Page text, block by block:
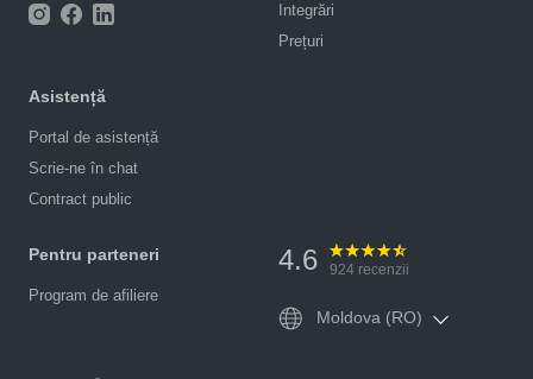
Integrări
Prețuri
Asistență
Portal de asistență
Scrie-ne în chat
Contract public
Pentru parteneri
Program de afiliere
4.6 924 recenzii
Moldova (RO)